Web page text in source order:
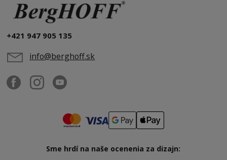
+421 947 905 135
info@berghoff.sk
Sme hrdí na naše ocenenia za dizajn: